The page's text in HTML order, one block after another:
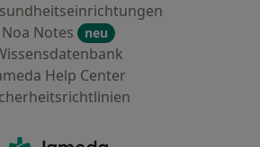
Noa Notes
neu
Help Center
Jameda - Startseite